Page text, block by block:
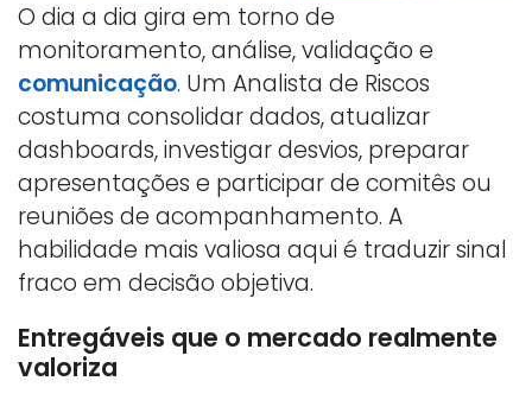
O dia a dia gira em torno de
monitoramento, análise, validação e
comunicação. Um Analista de Riscos
costuma consolidar dados, atualizar
dashboards, investigar desvios, preparar
apresentações e participar de comitês ou
reuniões de acompanhamento. A
habilidade mais valiosa aqui é traduzir sinal
fraco em decisão objetiva.
Entregáveis que o mercado realmente
valoriza